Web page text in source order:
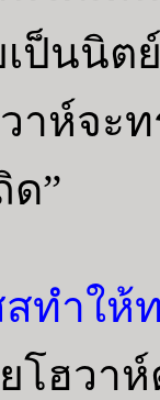
เป็นนิต
วาห์จ
ด”
สทำให้
โฮวา